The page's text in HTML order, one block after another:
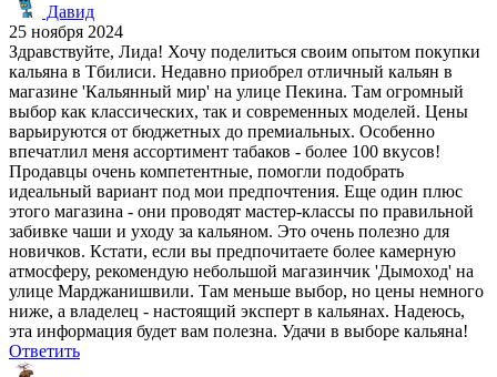
Давид
25 ноября 2024
Здравствуйте, Лида! Хочу поделиться своим опытом покупки
кальяна в Тбилиси. Недавно приобрел отличный кальян в
магазине 'Кальянный мир' на улице Пекина. Там огромный
выбор как классических, так и современных моделей. Цены
варьируются от бюджетных до премиальных. Особенно
впечатлил меня ассортимент табаков - более 100 вкусов!
Продавцы очень компетентные, помогли подобрать
идеальный вариант под мои предпочтения. Еще один плюс
этого магазина - они проводят мастер-классы по правильной
забивке чаши и уходу за кальяном. Это очень полезно для
новичков. Кстати, если вы предпочитаете более камерную
атмосферу, рекомендую небольшой магазинчик 'Дымоход' на
улице Марджанишвили. Там меньше выбор, но цены немного
ниже, а владелец - настоящий эксперт в кальянах. Надеюсь,
эта информация будет вам полезна. Удачи в выборе кальяна!
Ответить